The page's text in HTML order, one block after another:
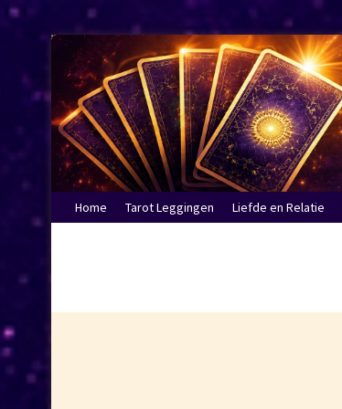
Home Tarot Leggingen Liefde en Relatie